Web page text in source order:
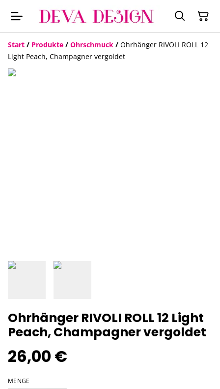
Start / Produkte / Ohrschmuck / Ohrhänger RIVOLI ROLL 12
Light Peach, Champagner vergoldet
Ohrhänger RIVOLI ROLL 12 Light
Peach, Champagner vergoldet
26,00 €
MENGE